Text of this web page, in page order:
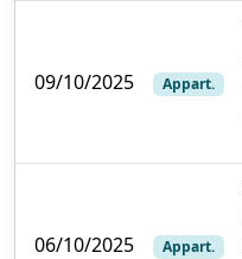
09/10/2025 Appart.
06/10/2025 Appart.